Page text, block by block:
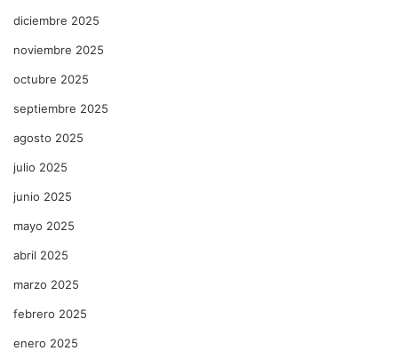
diciembre 2025
noviembre 2025
octubre 2025
septiembre 2025
agosto 2025
julio 2025
junio 2025
mayo 2025
abril 2025
marzo 2025
febrero 2025
enero 2025